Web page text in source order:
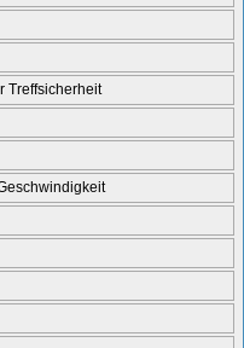
Treffsicherheit